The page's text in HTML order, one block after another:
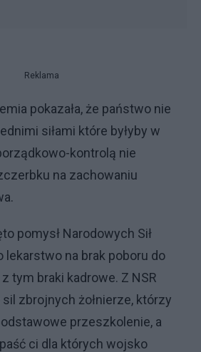
Reklama
pokazała, że państwo nie
siłami które byłyby w
kontrolą nie
na zachowaniu
pomysł Narodowych Sił
lekarstwo na brak poboru do
tym braki kadrowe. Z NSR
sil zbrojnych żołnierze, którzy
przeszkolenie, a
ci dla których wojsko